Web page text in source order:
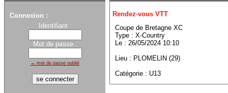
Connexion :
Identifiant :
Mot de passe :
→ mot de passe oublié
Rendez-vous VTT
Coupe de Bretagne XC
Type : X-Country
Le : 26/05/2024 10:10
Lieu : PLOMELIN (29)
Catégorie : U13